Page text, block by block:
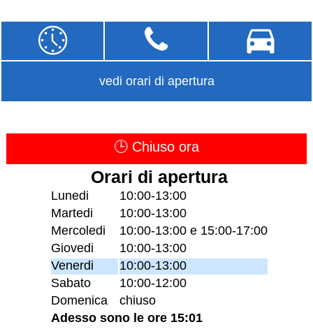
vedi orari di apertura
🕒 Chiuso ora
Orari di apertura
Lunedi
10:00-13:00
Martedi
10:00-13:00
Mercoledi
10:00-13:00 e 15:00-17:00
Giovedi
10:00-13:00
Venerdi
10:00-13:00
Sabato
10:00-12:00
Domenica
chiuso
Adesso sono le ore 15:01